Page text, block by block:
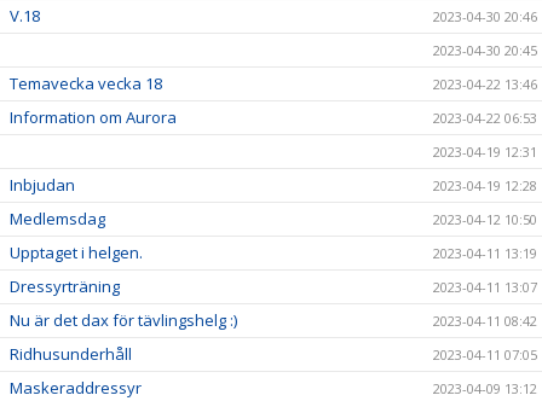
V.18
2023-04-30 20:46
2023-04-30 20:45
Temavecka vecka 18 2023-04-22 13:46
Information om Aurora
2023-04-22 06:53
2023-04-19 12:31
Inbjudan 2023-04-19 12:28
Medlemsdag 2023-04-12 10:50
Upptaget i helgen. 2023-04-11 13:19
Dressyrträning 2023-04-11 13:07
Nu är det dax för tävlingshelg :) 2023-04-11 08:42
Ridhusunderhåll 2023-04-11 07:05
Maskeraddressyr 2023-04-09 13:12